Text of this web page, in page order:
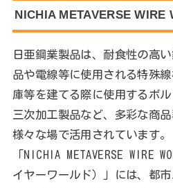
NICHIA METAVERSE WIRE
日亜鋼業製品は、耐食性の高
品や電線等に使用される特殊
庫等を建てる際に使用するボ
三次加工製品など、多彩な商
様々な場で活用されています。
「NICHIA METAVERSE WIRE
イヤーワールド）」には、都